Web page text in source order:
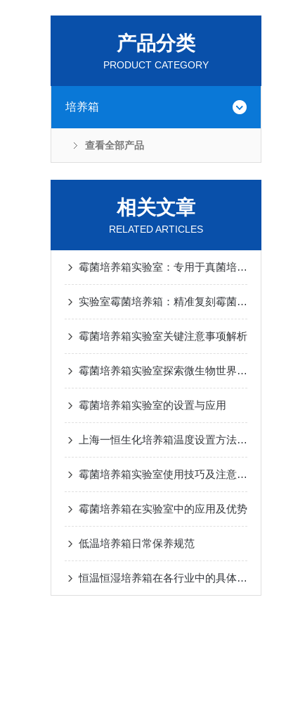
产品分类
PRODUCT CATEGORY
培养箱
查看全部产品
相关文章
RELATED ARTICLES
霉菌培养箱实验室：专用于真菌培养与孢子萌发控制的恒温恒湿实验环境
实验室霉菌培养箱：精准复刻霉菌生长环境，赋能微生物研究新突破
霉菌培养箱实验室关键注意事项解析
霉菌培养箱实验室探索微生物世界的神秘之门
霉菌培养箱实验室的设置与应用
上海一恒生化培养箱温度设置方法及重要性
霉菌培养箱实验室使用技巧及注意事项
霉菌培养箱在实验室中的应用及优势
低温培养箱日常保养规范
恒温恒湿培养箱在各行业中的具体应用